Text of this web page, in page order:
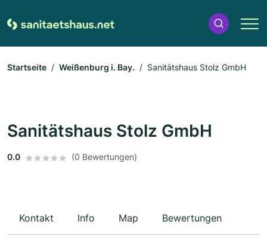
Startseite Weißenburg i. Bay. Sanitätshaus Stolz GmbH
Sanitätshaus Stolz GmbH
0.0 (0 Bewertungen)
Kontakt Info Map Bewertungen